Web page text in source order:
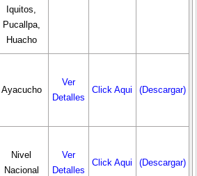
Iquitos,
Pucallpa,
Huacho
Ayacucho
Ver
Detalles
Click Aqui (Descargar)
Nivel
Nacional
Ver
Detalles
Click Aqui (Descargar)